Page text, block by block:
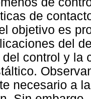
de
objetivo es
del
control y la
necesario a